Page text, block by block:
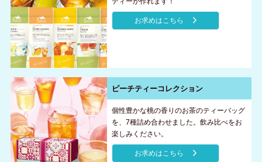
お求めはこちら
ピーチティーコレクション
個性豊かな桃の香りのお茶のティーバッグ
を、7種詰め合わせました。飲み比べをお
楽しみください。
お求めはこちら